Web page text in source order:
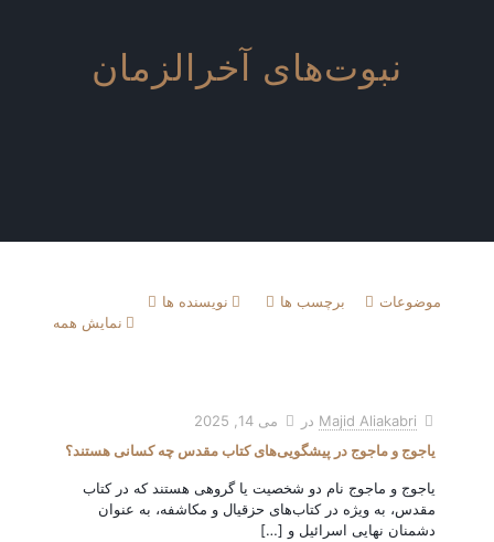
نبوت‌های آخرالزمان
موضوعات برچسب ها
نویسنده ها
نمایش همه
Majid Aliakabri در
می 14, 2025
یاجوج و ماجوج در پیشگویی‌های کتاب مقدس چه کسانی هستند؟
یاجوج و ماجوج نام دو شخصیت یا گروهی هستند که در کتاب
مقدس، به ویژه در کتاب‌های حزقیال و مکاشفه، به عنوان
دشمنان نهایی اسرائیل و […]